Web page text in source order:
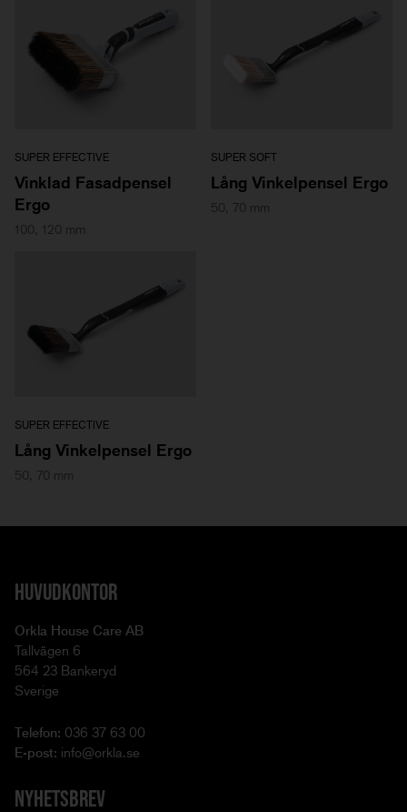
SUPER EFFECTIVE
Vinklad Fasadpensel
Ergo
100, 120 mm
SUPER SOFT
Lång Vinkelpensel Ergo
50, 70 mm
SUPER EFFECTIVE
Lång Vinkelpensel Ergo
50, 70 mm
HUVUDKONTOR
Orkla House Care AB
Tallvägen 6
564 23 Bankeryd
Sverige
Telefon: 036 37 63 00
E-post: info@orkla.se
NYHETSBREV